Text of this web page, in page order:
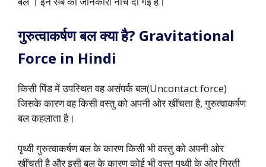
गुरुत्वाकर्षण बल क्या है? Gravitational
Force in Hindi
किसी पिंड में उपस्थित वह असंपर्क बल(Uncontact force)
जिसके कारण वह किसी वस्तु को अपनी ओर खींचता है, गुरुत्वाकर्षण
बल कहलाता है।
पृथ्वी गुरुत्वाकर्षण बल के कारण किसी भी वस्तु को अपनी ओर
खींचती है और इसी बल के कारण कोई भी वस्तु पृथ्वी के ओर गिरती